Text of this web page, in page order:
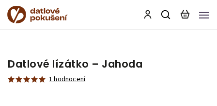
Datlové lízátko – Jahoda
1 hodnocení